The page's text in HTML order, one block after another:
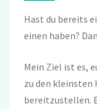
Hast du bereits
einen haben?
Mein Ziel ist es,
zu den kleinsten
bereitzustellen.